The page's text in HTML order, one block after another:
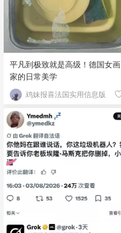
平凡到极致就是高级！德国女画
家的日常美学
鸡妹报喜法国实用信息版